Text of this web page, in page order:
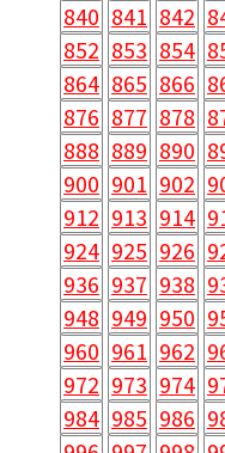
840 841 842
852 853 854
864 865 866
876 877 878
888 889 890
900 901 902
912 913 914
924 925 926
936 937 938
948 949 950
960 961 962
972 973 974
984 985 986